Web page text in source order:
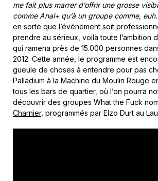
me fait plus marrer d’offrir une grosse
comme Anal+ qu’à un groupe comme,
en sorte que l’événement soit
prendre au sérieux, voilà toute l’ambition
qui ramena près de 15.000 personnes
2012. Cette année, le programme est
gueule de choses à entendre pour pas
Palladium à la Machine du Moulin Rouge
tous les bars de quartier, où l’on pourra
découvrir des groupes What the Fuck
Charnier, programmés par Elzo Durt au